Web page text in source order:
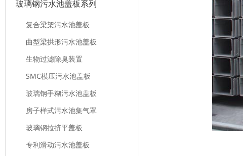
玻璃钢污水池盖板系列
复合梁架污水池盖板
曲型梁拱形污水池盖板
生物过滤除臭装置
SMC模压污水池盖板
玻璃钢手糊污水池盖板
房子样式污水池集气罩
玻璃钢拉挤平盖板
专利滑动污水池盖板